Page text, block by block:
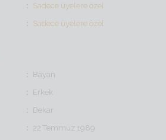
Sadece üyelere özel
Sadece üyelere özel
Bayan
Erkek
Bekar
22 Temmuz 1989